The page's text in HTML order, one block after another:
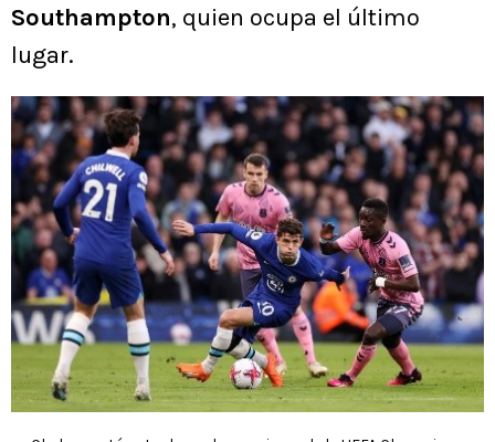
Southampton, quien ocupa el último
lugar.